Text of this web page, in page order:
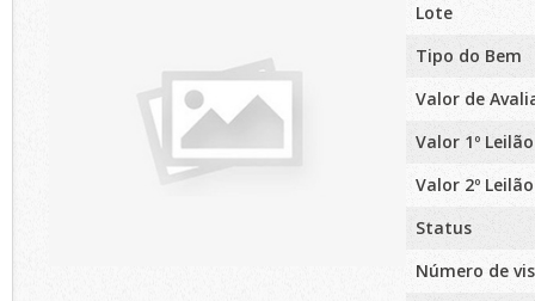
Lote
Tipo do Bem
Valor de
Valor 1º Leilão
Valor 2º Leilão
Status
Número de